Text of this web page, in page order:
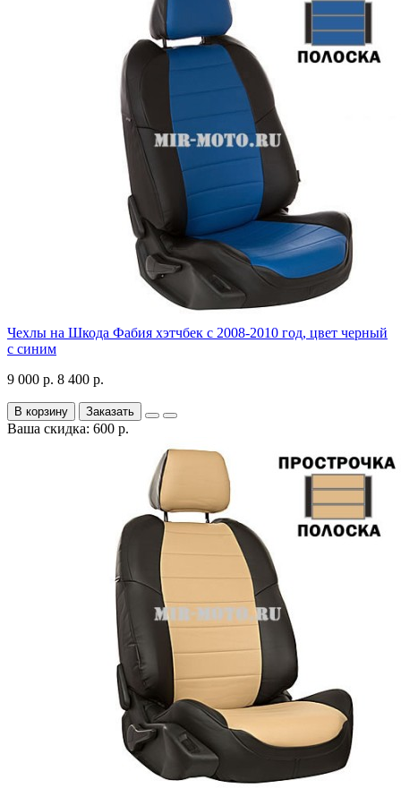
Чехлы на Шкода Фабия хэтчбек с 2008-2010 год, цвет черный
с синим
9 000 р. 8 400 р.
В корзину Заказать
Ваша скидка: 600 р.